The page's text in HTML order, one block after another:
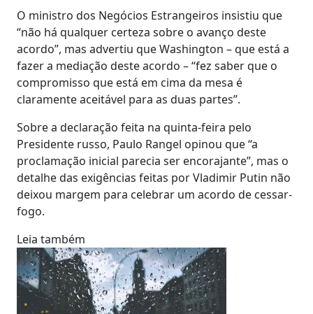
O ministro dos Negócios Estrangeiros insistiu que
“não há qualquer certeza sobre o avanço deste
acordo”, mas advertiu que Washington – que está a
fazer a mediação deste acordo – “fez saber que o
compromisso que está em cima da mesa é
claramente aceitável para as duas partes”.
Sobre a declaração feita na quinta-feira pelo
Presidente russo, Paulo Rangel opinou que “a
proclamação inicial parecia ser encorajante”, mas o
detalhe das exigências feitas por Vladimir Putin não
deixou margem para celebrar um acordo de cessar-
fogo.
Leia também